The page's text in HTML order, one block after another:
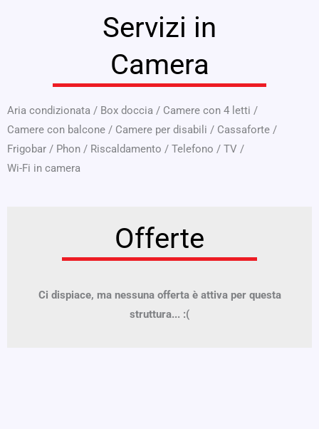
Servizi in
Camera
Aria condizionata / Box doccia / Camere con 4 letti /
Camere con balcone / Camere per disabili / Cassaforte /
Frigobar / Phon / Riscaldamento / Telefono / TV /
Wi-Fi in camera
Offerte
Ci dispiace, ma nessuna offerta è attiva per questa
struttura... :(